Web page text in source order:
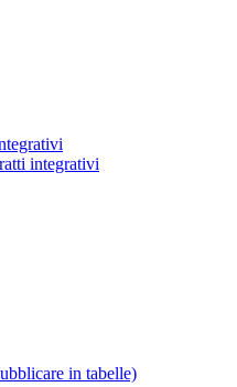
integrativi
in tabelle)